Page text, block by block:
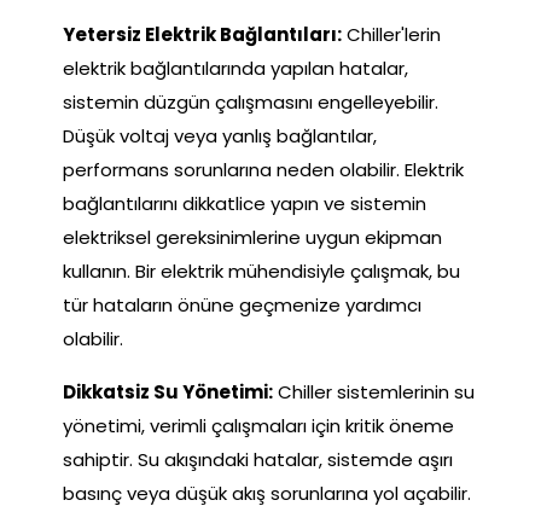
Yetersiz Elektrik Bağlantıları:Chiller'lerin
elektrik bağlantılarında yapılan hatalar,
sistemin düzgün çalışmasını engelleyebilir.
Düşük voltaj veya yanlış bağlantılar,
performans sorunlarına neden olabilir. Elektrik
bağlantılarını dikkatlice yapın ve sistemin
elektriksel gereksinimlerine uygun ekipman
kullanın. Bir elektrik mühendisiyle çalışmak, bu
tür hataların önüne geçmenize yardımcı
olabilir.
Dikkatsiz Su Yönetimi:Chiller sistemlerinin su
yönetimi, verimli çalışmaları için kritik öneme
sahiptir. Su akışındaki hatalar, sistemde aşırı
basınç veya düşük akış sorunlarına yol açabilir.